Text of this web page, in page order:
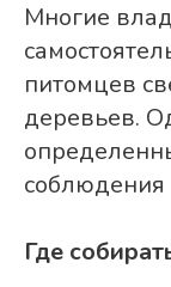
Многие
питомцев
деревьев.
соблюдения
Где